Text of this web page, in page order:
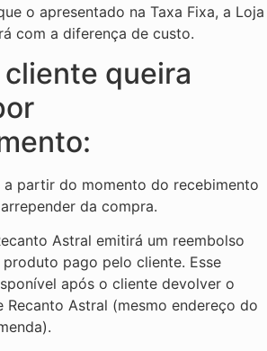
o apresentado na Taxa Fixa, a Loja
com a diferença de custo.
queira
a partir do momento do recebimento
da compra.
Astral emitirá um reembolso
pago pelo cliente. Esse
após o cliente devolver o
Recanto Astral (mesmo endereço do